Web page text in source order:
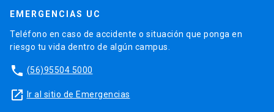
EMERGENCIAS UC
Teléfono en caso de accidente o situación que ponga en
riesgo tu vida dentro de algún campus.
phone (56)95504 5000
launch Ir al sitio de Emergencias